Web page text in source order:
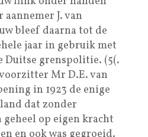
J. van
bleef daarna tot de
jaar in gebruik met
Duitse grenspolitie. (5(.
Mr D.E. van
in 1923 de enige
dat zonder
op eigen kracht